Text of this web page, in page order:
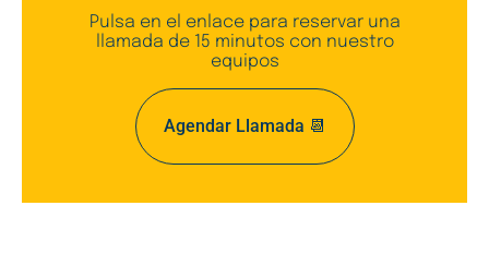
Pulsa en el enlace para reservar una
llamada de 15 minutos con nuestro
equipos
Agendar Llamada 📆